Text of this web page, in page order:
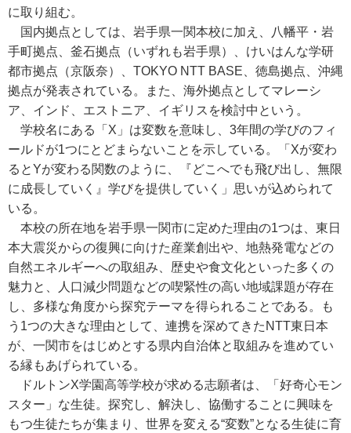
に取り組む。
国内拠点としては、岩手県一関本校に加え、八幡平・岩
手町拠点、釜石拠点（いずれも岩手県）、けいはんな学研
都市拠点（京阪奈）、TOKYO NTT BASE、徳島拠点、沖縄
拠点が発表されている。また、海外拠点としてマレーシ
ア、インド、エストニア、イギリスを検討中という。
学校名にある「X」は変数を意味し、3年間の学びのフィ
ールドが1つにとどまらないことを示している。「Xが変わ
るとYが変わる関数のように、『どこへでも飛び出し、無限
に成長していく』学びを提供していく」思いが込められて
いる。
本校の所在地を岩手県一関市に定めた理由の1つは、東日
本大震災からの復興に向けた産業創出や、地熱発電などの
自然エネルギーへの取組み、歴史や食文化といった多くの
魅力と、人口減少問題などの喫緊性の高い地域課題が存在
し、多様な角度から探究テーマを得られることである。も
う1つの大きな理由として、連携を深めてきたNTT東日本
が、一関市をはじめとする県内自治体と取組みを進めてい
る縁もあげられている。
ドルトンX学園高等学校が求める志願者は、「好奇心モン
スター」な生徒。探究し、解決し、協働することに興味を
もつ生徒たちが集まり、世界を変える“変数”となる生徒に育